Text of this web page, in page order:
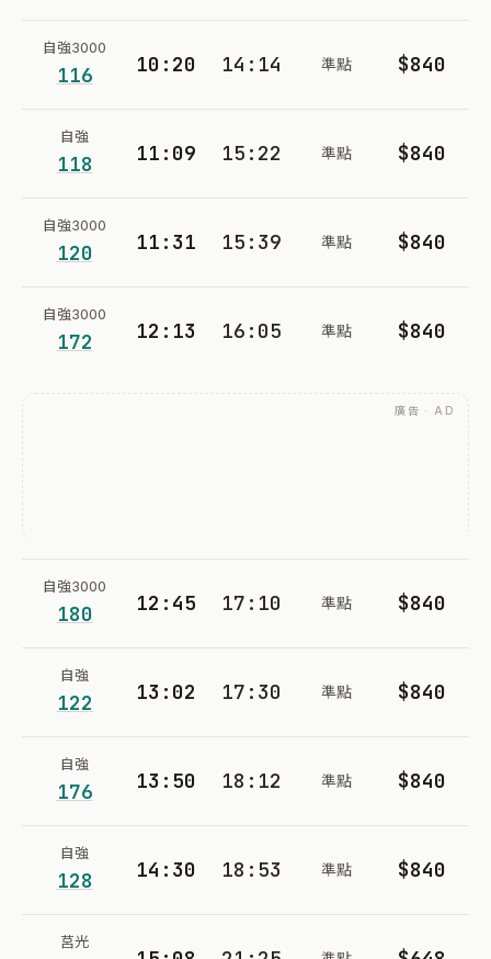
自強3000
116 10:20 14:14 準點 $840
自強
118 11:09 15:22 準點 $840
自強3000
120 11:31 15:39 準點 $840
自強3000
172 12:13 16:05 準點 $840
廣告 · AD
自強3000
180 12:45 17:10 準點 $840
自強
122 13:02 17:30 準點 $840
自強
176 13:50 18:12 準點 $840
自強
128 14:30 18:53 準點 $840
莒光